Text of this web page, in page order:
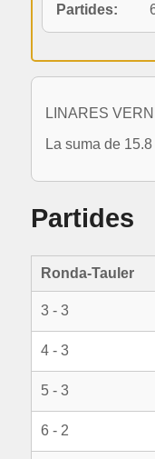
Partides:
LINARES
La suma de
Partides
Ronda-Tauler
3 - 3
4 - 3
5 - 3
6 - 2